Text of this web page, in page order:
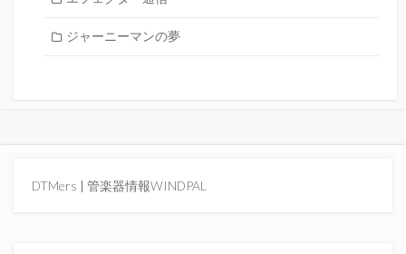
ジャーニーマンの夢
DTMers | 管楽器情報WINDPAL